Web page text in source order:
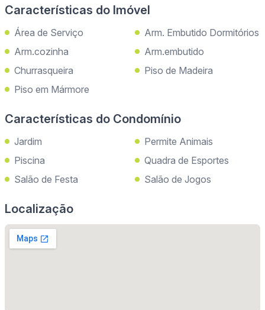
Características do Imóvel
Área de Serviço
Arm. Embutido Dormitórios
Arm.cozinha
Arm.embutido
Churrasqueira
Piso de Madeira
Piso em Mármore
Características do Condomínio
Jardim
Permite Animais
Piscina
Quadra de Esportes
Salão de Festa
Salão de Jogos
Localização